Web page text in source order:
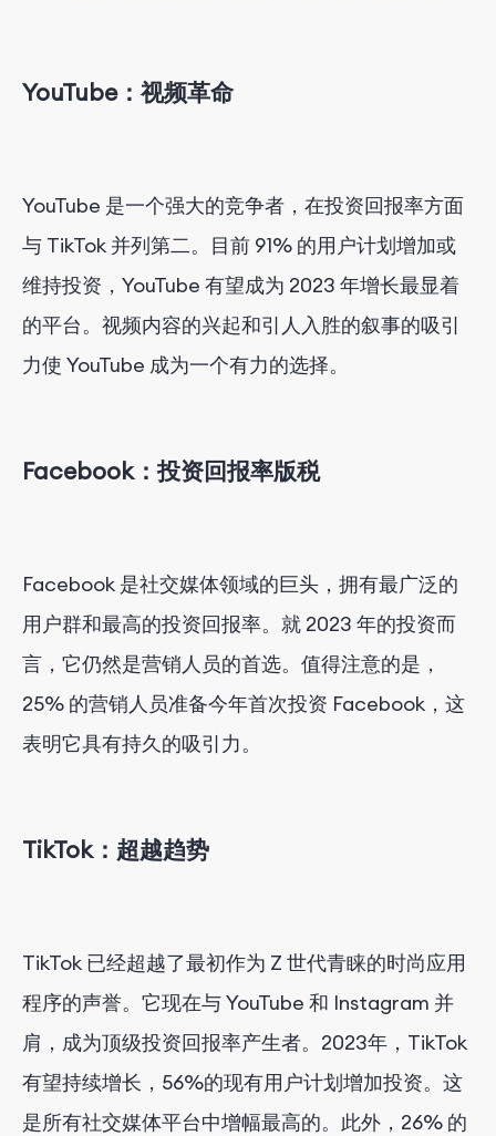
YouTube：视频革命
YouTube 是一个强大的竞争者，在投资回报率方面
与 TikTok 并列第二。目前 91% 的用户计划增加或
维持投资，YouTube 有望成为 2023 年增长最显着
的平台。视频内容的兴起和引人入胜的叙事的吸引
力使 YouTube 成为一个有力的选择。
Facebook：投资回报率版税
Facebook 是社交媒体领域的巨头，拥有最广泛的
用户群和最高的投资回报率。就 2023 年的投资而
言，它仍然是营销人员的首选。值得注意的是，
25% 的营销人员准备今年首次投资 Facebook，这
表明它具有持久的吸引力。
TikTok：超越趋势
TikTok 已经超越了最初作为 Z 世代青睐的时尚应用
程序的声誉。它现在与 YouTube 和 Instagram 并
肩，成为顶级投资回报率产生者。2023年，TikTok
有望持续增长，56%的现有用户计划增加投资。这
是所有社交媒体平台中增幅最高的。此外，26% 的